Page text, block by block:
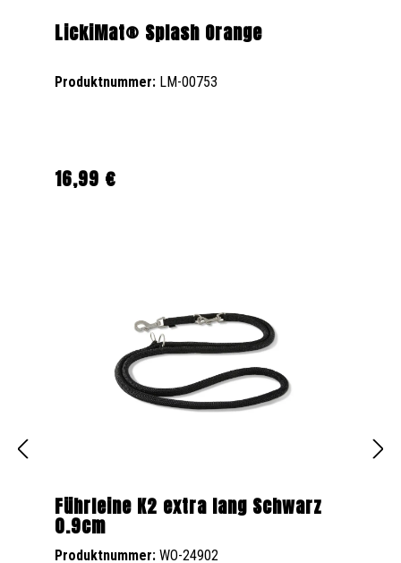
LickiMat® Splash Orange
Produktnummer: LM-00753
Regulärer Preis:
16,99 €
Führleine K2 extra lang Schwarz
0.9cm
Produktnummer: WO-24902